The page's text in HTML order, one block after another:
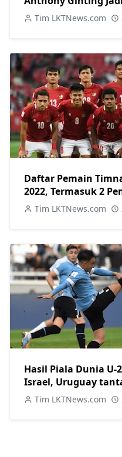
Indonesia
Tim LKTNews.com
Daftar Pemain
2022, Termasuk 2
Tim LKTNews.com
Hasil Piala Dunia U-
Israel, Uruguay
Tim LKTNews.com